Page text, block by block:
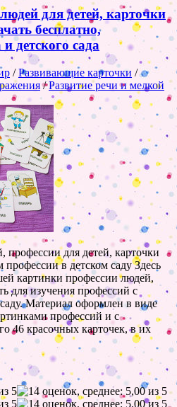
для детей, карточки
бесплатно,
детского сада
/Развивающие карточки /
/Развитие речи и мелкой
для детей, карточки
профессии в детском саду Здесь
картинки профессии людей,
для изучения профессий с
Материал оформлен в виде
профессий и с
46 красочных карточек, в их